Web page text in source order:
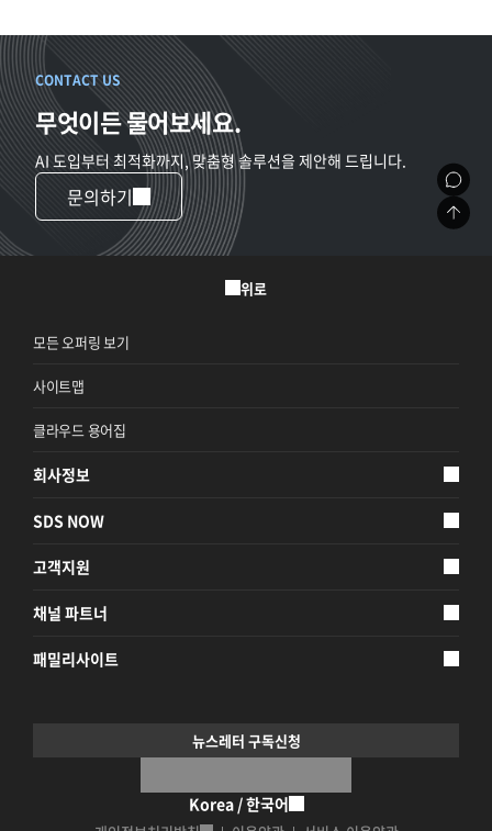
CONTACT US
무엇이든 물어보세요.
AI 도입부터 최적화까지, 맞춤형 솔루션을 제안해 드립니다.
문의하기
위로
모든 오퍼링 보기
사이트맵
클라우드 용어집
회사정보
SDS NOW
고객지원
채널 파트너
패밀리사이트
뉴스레터 구독신청
Korea / 한국어